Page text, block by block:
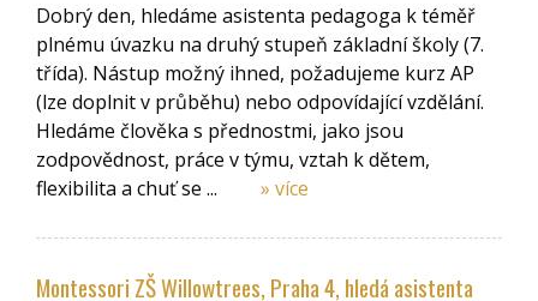
Dobrý den, hledáme asistenta pedagoga k téměř
plnému úvazku na druhý stupeň základní školy (7.
třída). Nástup možný ihned, požadujeme kurz AP
(lze doplnit v průběhu) nebo odpovídající vzdělání.
Hledáme člověka s přednostmi, jako jsou
zodpovědnost, práce v týmu, vztah k dětem,
flexibilita a chuť se ...
» více
Montessori ZŠ Willowtrees, Praha 4, hledá asistenta